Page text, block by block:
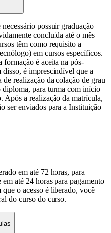
possuir graduação
concluída até o mês
têm como requisito a
em cursos específicos.
formação é aceita na pós-
disso, é imprescindível que a
de realização da colação de grau
diploma, para turma com início
Após a realização da matrícula,
ser enviados para a Instituição
em até 72 horas, para
até 24 horas para pagamento
o acesso é liberado, você
do curso do curso.